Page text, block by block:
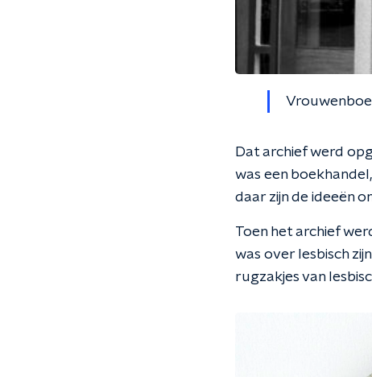
Dat archief werd
was een
daar zijn de ideeën
Toen het archief
was over lesbisch
rugzakjes van